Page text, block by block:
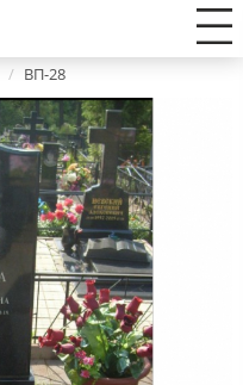
/ ВП-28